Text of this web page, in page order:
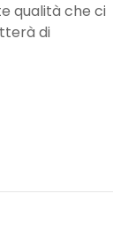
qualità che ci
di